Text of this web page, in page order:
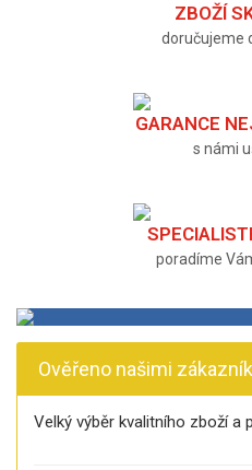
ZBOŽÍ
doručujeme
GARANCE
s námi
poradíme
Ověřeno našimi
Velký výběr kvalitního zboží a